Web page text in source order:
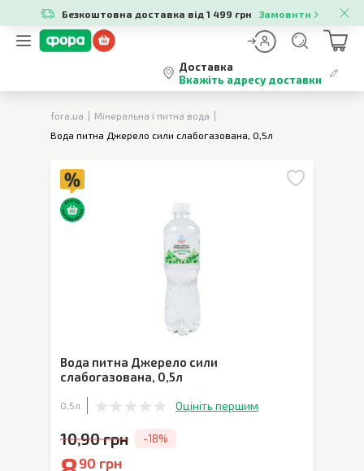
Безкоштовна доставка від 1 499 грн Замовити
Доставка
Вкажіть адресу доставки
fora.ua
Мінеральна і питна вода
Вода питна Джерело сили слабогазована, 0,5л
Вода питна Джерело сили
слабогазована, 0,5л
0,5л Оцініть першим
10,90 грн -18%
90 грн